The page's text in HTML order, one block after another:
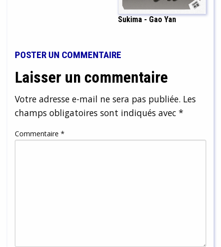
Sukima - Gao Yan
POSTER UN COMMENTAIRE
Laisser un commentaire
Votre adresse e-mail ne sera pas publiée. Les
champs obligatoires sont indiqués avec *
Commentaire *